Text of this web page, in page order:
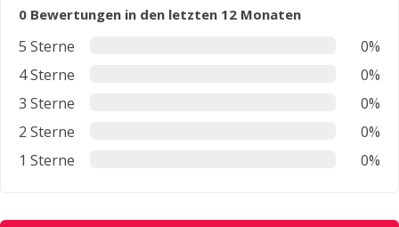
0 Bewertungen in den letzten 12 Monaten
5 Sterne
0%
4 Sterne
0%
3 Sterne
0%
2 Sterne
0%
1 Sterne
0%